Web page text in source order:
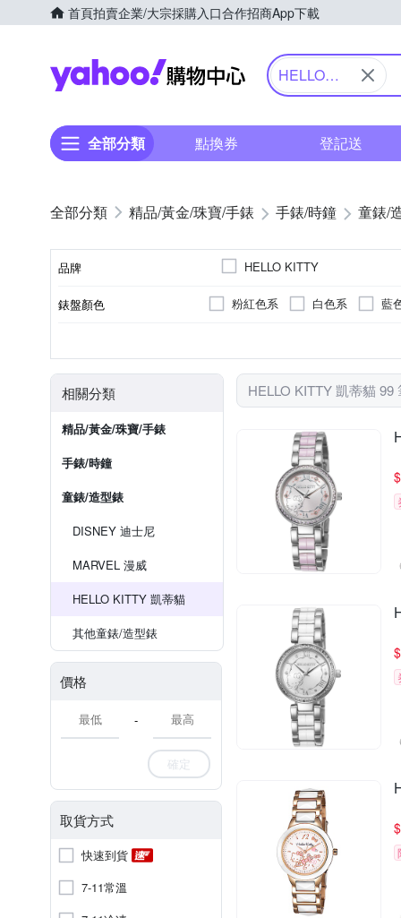
首頁拍賣企業/大宗採購入口合作招商App下載
Yahoo購物中心
HELLO
全部分類 點換券 登記送
精品/黃金/珠寶/手錶 手錶/時鐘 童錶/
品牌 HELLO KITTY
錶盤顏色 粉紅色系 白色系 藍
相關分類
精品/黃金/珠寶/手錶
手錶/時鐘
童錶/造型錶
DISNEY 迪士尼
MARVEL 漫威
HELLO KITTY 凱蒂貓
其他童錶/造型錶
價格
-
確定
取貨方式
快速到貨
7-11常溫
HELLO KITTY 凱蒂貓 99
$
$
$